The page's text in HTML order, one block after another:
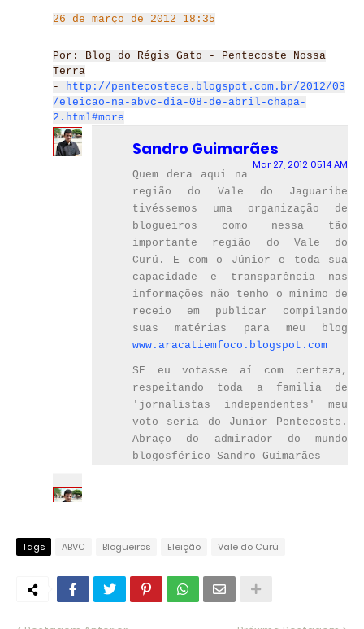
26 de março de 2012 18:35
Por: Blog do Régis Gato - Pentecoste Nossa
Terra
-
http://pentecostece.blogspot.com.br/2012/03
/eleicao-na-abvc-dia-08-de-abril-chapa-
2.html#more
Sandro Guimarães
Mar 27, 2012 05:14 AM
Quem dera aqui na
região do Vale do Jaguaribe
tivéssemos uma organização de
blogueiros como nessa tão
importante região do Vale do
Curú. E com o Júnior e toda sua
capacidade e transparência nas
informações não tenho o minimo de
receio em publicar compilando
suas matérias para meu blog
www.aracatiemfoco.blogspot.com
SE eu votasse aí com certeza,
respeitando toda a familia de
'jornalistas independentes' meu
voto seria do Junior Pentecoste.
Abraço do admirador do mundo
blogosférico Sandro Guimarães
2012
AM
u
m
d
Tags ABVC Blogueiros Eleição Vale do Curú